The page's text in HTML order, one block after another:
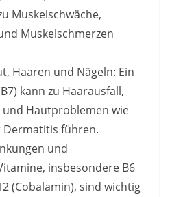
Muskelschwäche,
Muskelschmerzen
Haaren und Nägeln: Ein
kann zu Haarausfall,
Hautproblemen wie
Dermatitis führen.
und
insbesondere B6
(Cobalamin), sind wichtig